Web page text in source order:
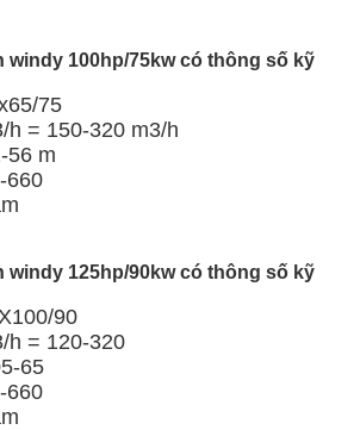
windy 100hp/75kw có thông số kỹ
75
= 150-320 m3/h
56 m
660
windy 125hp/90kw có thông số kỹ
90
h = 120-320
65
660